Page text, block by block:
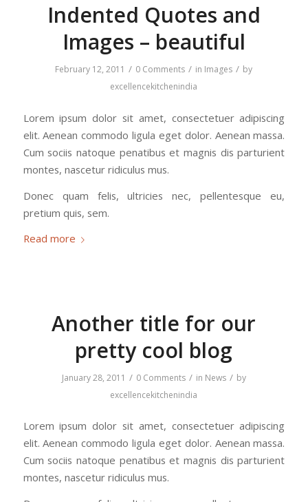
Indented Quotes and
Images – beautiful
February 12, 2011 / 0 Comments / in Images / by
excellencekitchenindia
Lorem ipsum dolor sit amet, consectetuer adipiscing
elit. Aenean commodo ligula eget dolor. Aenean massa.
Cum sociis natoque penatibus et magnis dis parturient
montes, nascetur ridiculus mus.
Donec quam felis, ultricies nec, pellentesque eu,
pretium quis, sem.
Read more
Another title for our
pretty cool blog
January 28, 2011 / 0 Comments / in News / by
excellencekitchenindia
Lorem ipsum dolor sit amet, consectetuer adipiscing
elit. Aenean commodo ligula eget dolor. Aenean massa.
Cum sociis natoque penatibus et magnis dis parturient
montes, nascetur ridiculus mus.